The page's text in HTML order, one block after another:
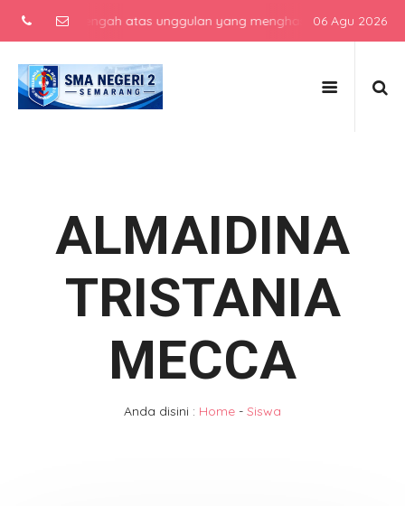
menengah atas unggulan yang menghasilkan lulusan
06 Agu 2026
ALMAIDINA
TRISTANIA
MECCA
Anda disini : Home - Siswa